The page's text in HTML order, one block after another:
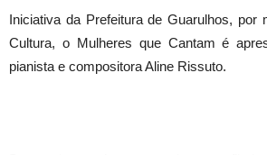
Iniciativa da Prefeitura de Guarulhos, por
Cultura, o Mulheres que Cantam é
pianista e compositora Aline Rissuto.